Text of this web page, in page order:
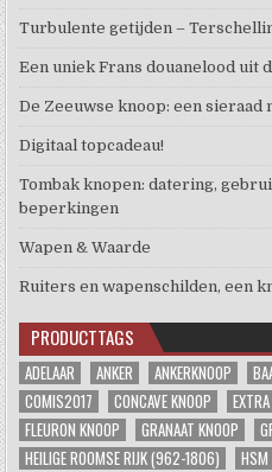
Turbulente getijden –
Een uniek Frans douanelood uit
De Zeeuwse knoop: een
Digitaal topcadeau!
Tombak knopen: datering,
beperkingen
Wapen & Waarde
Ruiters en wapenschilden, een
PRODUCTTAGS
ADELAAR ANKER ANKERKNOOP
COMIS2017
CONCAVE KNOOP
FLEURON KNOOP
GRANAAT KNOOP
HEILIGE ROOMSE RIJK (962-1806)